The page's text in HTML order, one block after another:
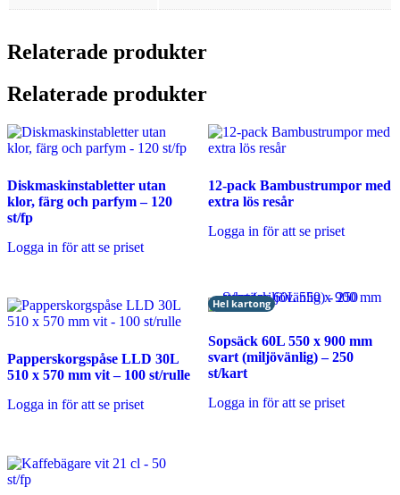
Relaterade produkter
Relaterade produkter
Diskmaskinstabletter utan
klor, färg och parfym – 120
st/fp
Logga in för att se priset
12-pack Bambustrumpor med
extra lös resår
Logga in för att se priset
Papperskorgspåse LLD 30L
510 x 570 mm vit – 100 st/rulle
Logga in för att se priset
Hel kartong
Sopsäck 60L 550 x 900 mm
svart (miljövänlig) – 250
st/kart
Logga in för att se priset